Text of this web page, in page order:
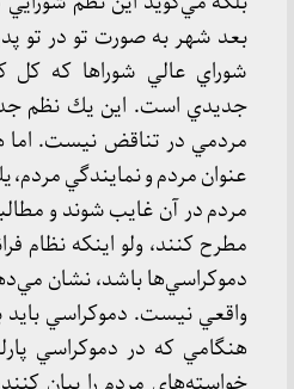
بعد شهر به صورت تو در تو
شوراي عالي شوراها كه
جديدي است. اين يك نظم
مردمي در تناقض نيست.
عنوان مردم و نمايندگي
مردم در آن غايب شوند و
مطرح كنند، ولو اينكه نظام
دموكراسي‌ها باشد، نشان
واقعي نيست. دموكراسي بايد
هنگامي كه در دموكراسي